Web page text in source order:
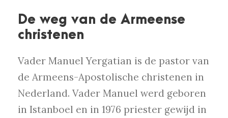
De weg van de Armeense
christenen
Vader Manuel Yergatian is de pastor van
de Armeens-Apostolische christenen in
Nederland. Vader Manuel werd geboren
in Istanboel en in 1976 priester gewijd in